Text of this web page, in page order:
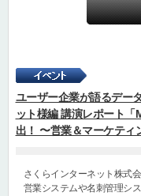
ユーザー企業が語るデー
ット様編 講演レポート「
出！ 〜営業＆マーケティ
さくらインターネット株式
営業システムや名刺管理シ